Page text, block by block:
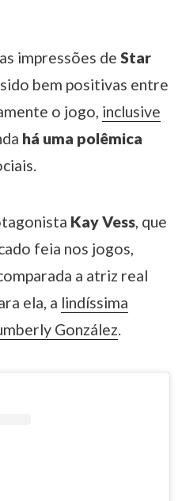
impressões de Star
bem positivas entre
o jogo, inclusive
há uma polêmica
Kay Vess, que
feia nos jogos,
a atriz real
ela, a lindíssima
González.